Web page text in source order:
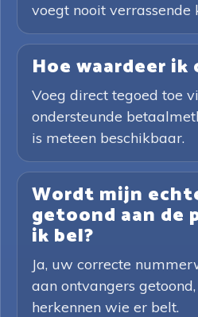
voegt nooit verrassende
Hoe waardeer ik
Voeg direct tegoed toe
ondersteunde
is meteen beschikbaar.
Wordt mijn
getoond aan de
ik bel?
Ja, uw correcte
aan ontvangers
herkennen wie er belt.